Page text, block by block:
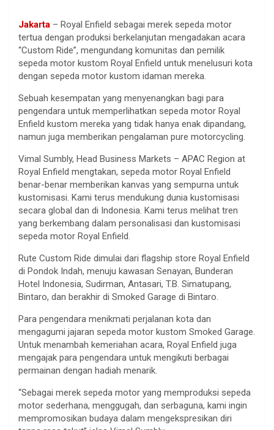
Jakarta – Royal Enfield sebagai merek sepeda motor
tertua dengan produksi berkelanjutan mengadakan acara
“Custom Ride”, mengundang komunitas dan pemilik
sepeda motor kustom Royal Enfield untuk menelusuri kota
dengan sepeda motor kustom idaman mereka.
Sebuah kesempatan yang menyenangkan bagi para
pengendara untuk memperlihatkan sepeda motor Royal
Enfield kustom mereka yang tidak hanya enak dipandang,
namun juga memberikan pengalaman pure motorcycling.
Vimal Sumbly, Head Business Markets – APAC Region at
Royal Enfield mengtakan, sepeda motor Royal Enfield
benar-benar memberikan kanvas yang sempurna untuk
kustomisasi. Kami terus mendukung dunia kustomisasi
secara global dan di Indonesia. Kami terus melihat tren
yang berkembang dalam personalisasi dan kustomisasi
sepeda motor Royal Enfield.
Rute Custom Ride dimulai dari flagship store Royal Enfield
di Pondok Indah, menuju kawasan Senayan, Bunderan
Hotel Indonesia, Sudirman, Antasari, T.B. Simatupang,
Bintaro, dan berakhir di Smoked Garage di Bintaro.
Para pengendara menikmati perjalanan kota dan
mengagumi jajaran sepeda motor kustom Smoked Garage.
Untuk menambah kemeriahan acara, Royal Enfield juga
mengajak para pengendara untuk mengikuti berbagai
permainan dengan hadiah menarik.
“Sebagai merek sepeda motor yang memproduksi sepeda
motor sederhana, menggugah, dan serbaguna, kami ingin
mempromosikan budaya dalam mengekspresikan diri